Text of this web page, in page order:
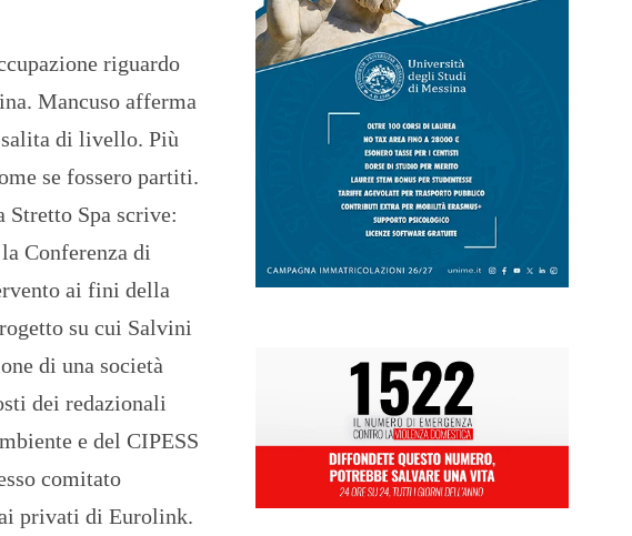
riguardo
Mancuso afferma
salita di livello. Più
se fossero partiti.
Stretto Spa scrive:
Conferenza di
ai fini della
su cui Salvini
di una società
dei redazionali
e del CIPESS
comitato
privati di Eurolink.